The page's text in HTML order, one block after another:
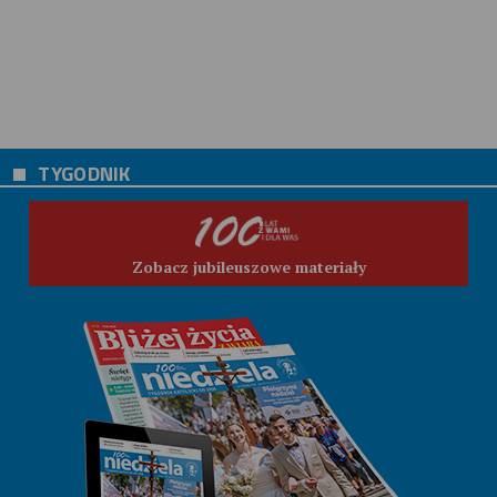
TYGODNIK
Zobacz jubileuszowe materiały